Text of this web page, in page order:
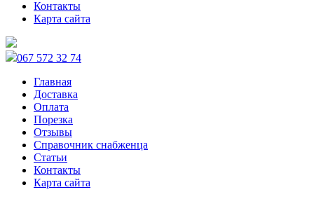
Контакты
Карта сайта
067 572 32 74
Главная
Доставка
Оплата
Порезка
Отзывы
Справочник снабженца
Статьи
Контакты
Карта сайта